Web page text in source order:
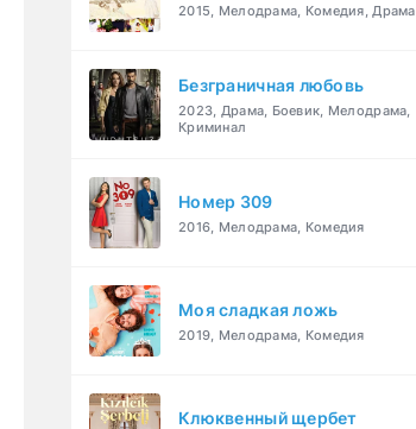
2015, Мелодрама, Комедия, Драма
Безграничная любовь
2023, Драма, Боевик, Мелодрама,
Криминал
Номер 309
2016, Мелодрама, Комедия
Моя сладкая ложь
2019, Мелодрама, Комедия
Клюквенный щербет